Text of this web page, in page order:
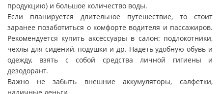
продукцию) и большое количество воды.
Если планируется длительное путешествие, то стоит
заранее позаботиться о комфорте водителя и пассажиров.
Рекомендуется купить аксессуары в салон: подлокотники,
чехлы для сидений, подушки и др. Надеть удобную обувь и
одежду, взять с собой средства личной гигиены и
дезодорант.
Важно не забыть внешние аккумуляторы, салфетки,